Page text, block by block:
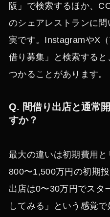
阪」で検索するほか、
のシェアレストランに
実です。InstagramやX
借り募集」と検索する
つかることがあります。
Q. 間借り出店と通常
すか？
最大の違いは初期費用
800〜1,500万円の初期
出店は0〜30万円でスタ
してみる」という感覚